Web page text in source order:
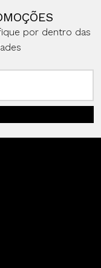
por dentro das